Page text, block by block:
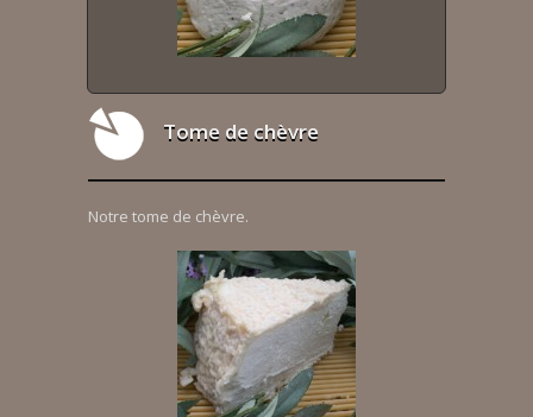
Tome de chèvre
Notre tome de chèvre.